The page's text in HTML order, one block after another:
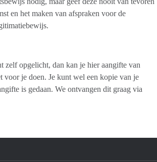
en het maken van afspraken voor de
zelf opgelicht, dan kan je hier aangifte van
je doen. Je kunt wel een kopie van je
is gedaan. We ontvangen dit graag via